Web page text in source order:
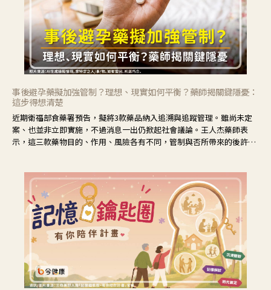
事後避孕藥擬加強管制？理想、現實如何平衡？藥師揭關鍵隱憂：
這步得想清楚
近期衛福部食藥署預告，擬將3款藥品納入追溯與追蹤管理。雖尚未定
案、也並非立即實施，不過消息一出仍掀起社會議論。王人杰藥師表
示，這三款藥物目的、作用、風險各有不同，管制與否所帶來的後許影